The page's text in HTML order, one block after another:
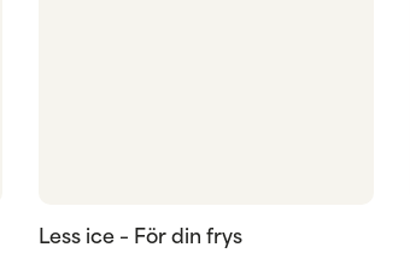
Less ice – För din frys